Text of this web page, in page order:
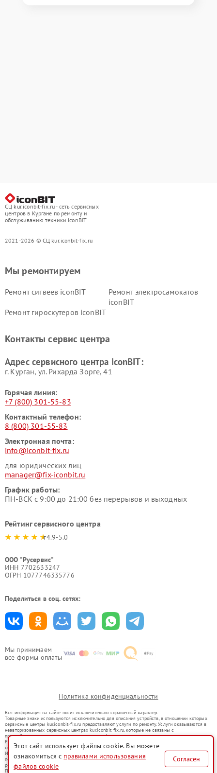
СЦ kur.iconbit-fix.ru - сеть сервисных
центров в Кургане по ремонту и
обслуживанию техники iconBIT
2021-2026 © СЦ kur.iconbit-fix.ru
Мы принимаем
все формы оплаты
Мы ремонтируем
Ремонт сигвеев iconBIT
Ремонт электросамокатов
iconBIT
Ремонт гироскутеров iconBIT
Контакты сервис центра
Адрес сервисного центра iconBIT:
г. Курган, ул. Рихарда Зорге, 41
Горячая линия:
+7 (800) 301-55-83
Контактный телефон:
8 (800) 301-55-83
Электронная почта:
info@iconbit-fix.ru
для юридических лиц
manager@fix-iconbit.ru
График работы:
ПН-ВСК с 9:00 до 21:00 без перерывов и выходных
Рейтинг сервисного центра
4.9-5.0
ООО "Русервис"
ИНН 7702633247
ОГРН 1077746335776
Поделиться в соц. сетях:
Политика конфиденциальности
Вся информация на сайте носит исключительно справочный характер.
Товарные знаки используются исключительно для описания устройств, в отношении которых
сервисные центры kur.iconbit-fix.ru предоставляют услуги по ремонту. Услуги оказываются в
неавторизованных сервисных центрах kur.iconbit-fix.ru, которые не связаны с
правообладателями товарных знаков или их официальными представителями.
Ремонт осуществляется для устройств, уже введенных в гражданский оборот в соответствии
со статьей 1487 ГК РФ.
Использование товарных знаков не преследует цели индивидуализации услуг или введения
потребителей в заблуждение, а служит для информирования о предоставляемых услугах по
ремонту техники указанных брендов.
Представленная на сайте информация не является публичной офертой, определяемой
Этот сайт использует файлы cookie. Вы можете
ознакомиться с правилами использования
файлов cookie
Согласен